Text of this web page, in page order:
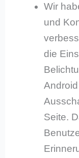
Wir
und
die
Seite.